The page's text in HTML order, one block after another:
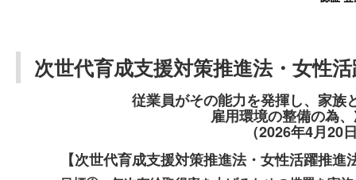
次世代育成支援対策推進法・女性
従業員がその能力を発揮し、家族
雇用環境の整備の為
（2026年4月20
【次世代育成支援対策推進法・女性活躍推進